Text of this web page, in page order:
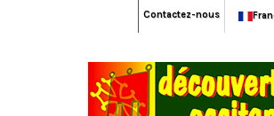
Contactez-nous